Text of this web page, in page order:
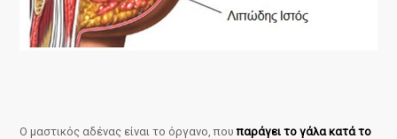
Ο μαστικός αδένας είναι το όργανο, πουπαράγει το γάλα κατά το